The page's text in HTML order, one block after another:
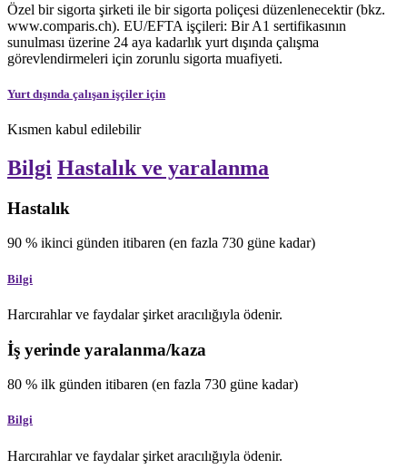
Özel bir sigorta şirketi ile bir sigorta poliçesi düzenlenecektir (bkz.
www.comparis.ch). EU/EFTA işçileri: Bir A1 sertifikasının
sunulması üzerine 24 aya kadarlık yurt dışında çalışma
görevlendirmeleri için zorunlu sigorta muafiyeti.
Yurt dışında çalışan işçiler için
Kısmen kabul edilebilir
Bilgi Hastalık ve yaralanma
Hastalık
90 % ikinci günden itibaren (en fazla 730 güne kadar)
Bilgi
Harcırahlar ve faydalar şirket aracılığıyla ödenir.
İş yerinde yaralanma/kaza
80 % ilk günden itibaren (en fazla 730 güne kadar)
Bilgi
Harcırahlar ve faydalar şirket aracılığıyla ödenir.